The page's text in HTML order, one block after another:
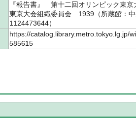
『報告書』 第十二回オリンピック東
東京大会組織委員会 1939（所蔵館
1124473644）
https://catalog.library.metro.tokyo.lg.jp/
585615